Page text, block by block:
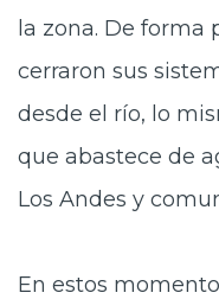
la zona. De forma
cerraron sus
desde el río, lo
que abastece de
Los Andes y
En estos